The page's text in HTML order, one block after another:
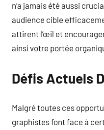
n’a jamais été aussi
audience cible
attirent l’œil et
ainsi votre portée
Défis Actuels
Malgré toutes ces
graphistes font face à